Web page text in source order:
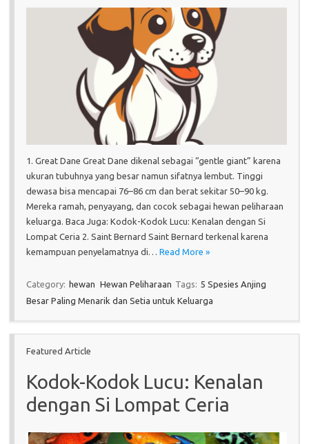
1. Great Dane Great Dane dikenal sebagai “gentle giant” karena
ukuran tubuhnya yang besar namun sifatnya lembut. Tinggi
dewasa bisa mencapai 76–86 cm dan berat sekitar 50–90 kg.
Mereka ramah, penyayang, dan cocok sebagai hewan peliharaan
keluarga. Baca Juga: Kodok-Kodok Lucu: Kenalan dengan Si
Lompat Ceria 2. Saint Bernard Saint Bernard terkenal karena
kemampuan penyelamatnya di… Read More »
Category: hewan Hewan Peliharaan Tags: 5 Spesies Anjing
Besar Paling Menarik dan Setia untuk Keluarga
Featured Article
Kodok-Kodok Lucu: Kenalan
dengan Si Lompat Ceria